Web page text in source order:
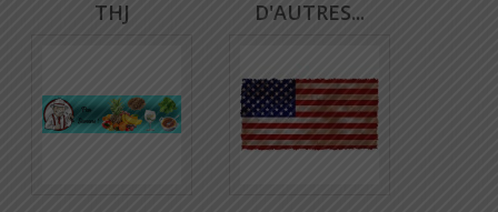
THJ
D'AUTRES...